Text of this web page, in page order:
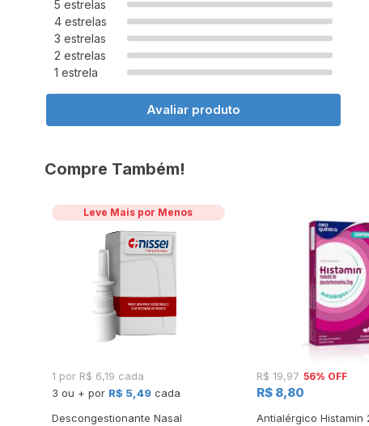
5 estrelas
4 estrelas
3 estrelas
2 estrelas
1 estrela
Avaliar produto
Compre Também!
Leve Mais por Menos
1 por R$ 6,19 cada
3 ou + por R$ 5,49 cada
Descongestionante Nasal
R$ 19,97 56% OFF
R$ 8,80
Antialérgico Histamin